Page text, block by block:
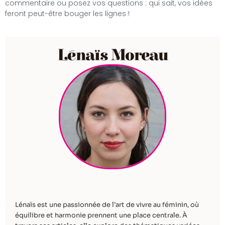
commentaire ou posez vos questions : qui sait, vos idées
feront peut-être bouger les lignes !
Lénaïs Moreau
Lénaïs est une passionnée de l’art de vivre au féminin, où
équilibre et harmonie prennent une place centrale. À